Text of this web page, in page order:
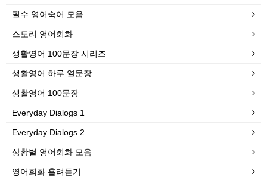
필수 영어숙어 모음
스토리 영어회화
생활영어 100문장 시리즈
생활영어 하루 열문장
생활영어 100문장
Everyday Dialogs 1
Everyday Dialogs 2
상황별 영어회화 모음
영어회화 흘려듣기